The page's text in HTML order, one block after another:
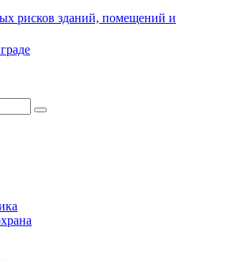
рисков зданий, помещений и